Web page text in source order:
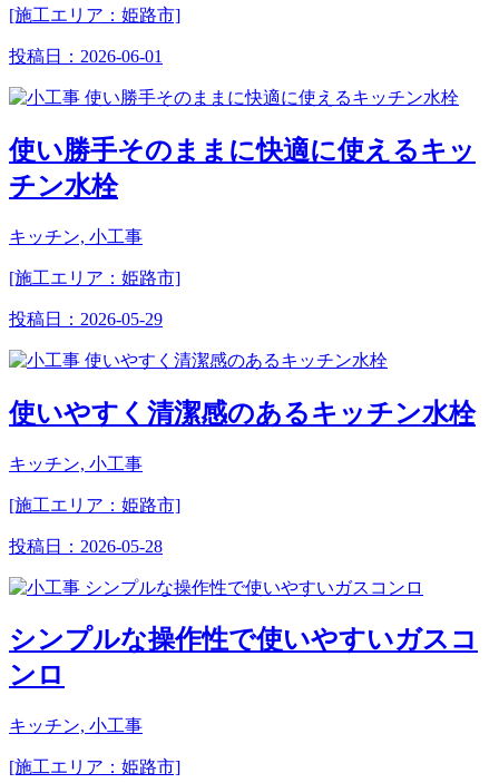
[施工エリア：姫路市]
投稿日： 2026-06-01
使い勝手そのままに快適に使えるキッ
チン水栓
キッチン, 小工事
[施工エリア：姫路市]
投稿日： 2026-05-29
使いやすく清潔感のあるキッチン水栓
キッチン, 小工事
[施工エリア：姫路市]
投稿日： 2026-05-28
シンプルな操作性で使いやすいガスコ
ンロ
キッチン, 小工事
[施工エリア：姫路市]